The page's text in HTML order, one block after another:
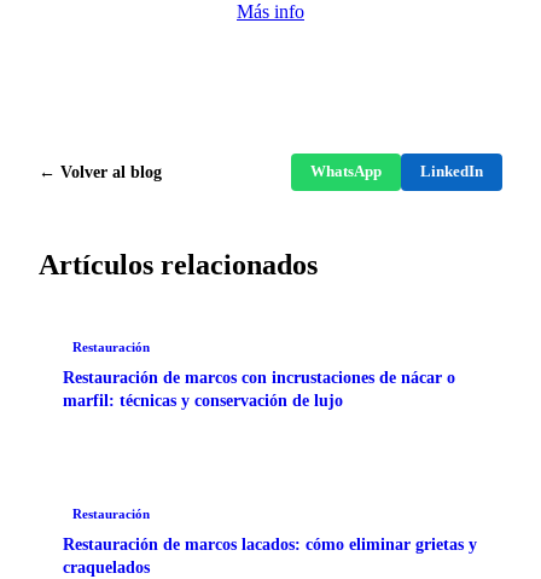
Más info
← Volver al blog WhatsApp LinkedIn
Artículos relacionados
Restauración
Restauración de marcos con incrustaciones de nácar o
marfil: técnicas y conservación de lujo
Restauración
Restauración de marcos lacados: cómo eliminar grietas y
craquelados